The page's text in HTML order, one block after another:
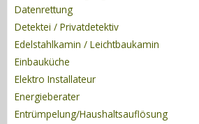
Datenrettung
Detektei / Privatdetektiv
Edelstahlkamin / Leichtbaukamin
Einbauküche
Elektro Installateur
Energieberater
Entrümpelung/Haushaltsauflösung